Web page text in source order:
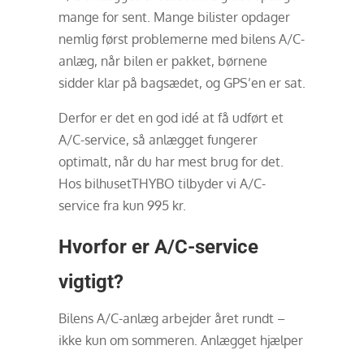
mange for sent. Mange bilister opdager
nemlig først problemerne med bilens A/C-
anlæg, når bilen er pakket, børnene
sidder klar på bagsædet, og GPS’en er sat.
Derfor er det en god idé at få udført et
A/C-service, så anlægget fungerer
optimalt, når du har mest brug for det.
Hos bilhusetTHYBO tilbyder vi A/C-
service fra kun 995 kr.
Hvorfor er A/C-service
vigtigt?
Bilens A/C-anlæg arbejder året rundt –
ikke kun om sommeren. Anlægget hjælper